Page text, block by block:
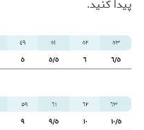
پیدا کنید.